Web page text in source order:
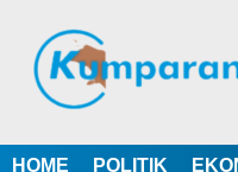
HOME POLITIK